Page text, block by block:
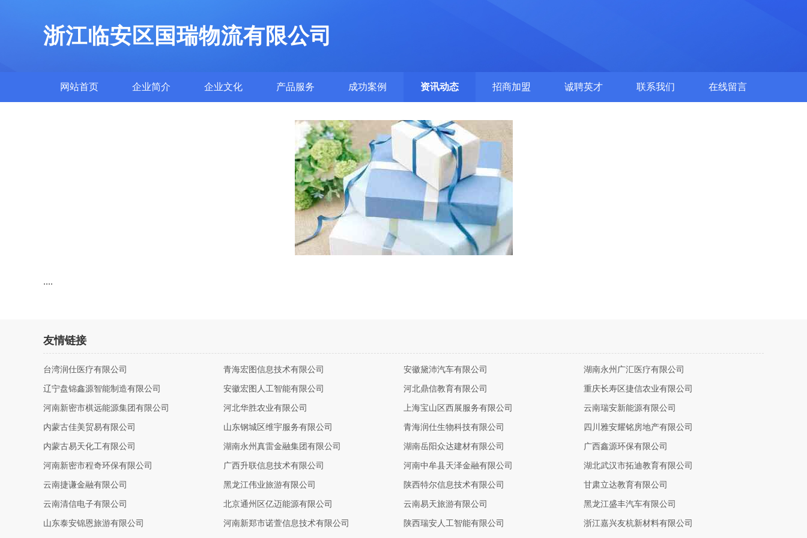
浙江临安区国瑞物流有限公司
网站首页 企业简介 企业文化 产品服务 成功案例 资讯动态 招商加盟 诚聘英才 联系我们 在线留言
....
友情链接
台湾润仕医疗有限公司 青海宏图信息技术有限公司 安徽黛沛汽车有限公司 湖南永州广汇医疗有限公司
辽宁盘锦鑫源智能制造有限公司 安徽宏图人工智能有限公司 河北鼎信教育有限公司 重庆长寿区捷信农业有限公司
河南新密市棋远能源集团有限公司 河北华胜农业有限公司 上海宝山区西展服务有限公司 云南瑞安新能源有限公司
内蒙古佳美贸易有限公司 山东钢城区维宇服务有限公司 青海润仕生物科技有限公司 四川雅安耀铭房地产有限公司
内蒙古易天化工有限公司 湖南永州真雷金融集团有限公司 湖南岳阳众达建材有限公司 广西鑫源环保有限公司
河南新密市程奇环保有限公司 广西升联信息技术有限公司 河南中牟县天泽金融有限公司 湖北武汉市拓迪教育有限公司
云南捷谦金融有限公司 黑龙江伟业旅游有限公司 陕西特尔信息技术有限公司 甘肃立达教育有限公司
云南清信电子有限公司 北京通州区亿迈能源有限公司 云南易天旅游有限公司 黑龙江盛丰汽车有限公司
山东泰安锦恩旅游有限公司 河南新郑市诺萱信息技术有限公司 陕西瑞安人工智能有限公司 浙江嘉兴友杭新材料有限公司